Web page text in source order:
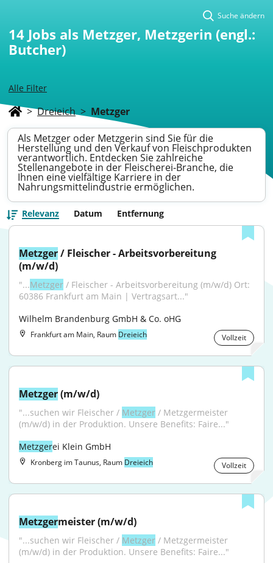
Alle Filter
Suche ändern
14 Jobs als Metzger, Metzgerin (engl.:
Butcher)
> Dreieich > Metzger
Als Metzger oder Metzgerin sind Sie für die
Herstellung und den Verkauf von Fleischprodukten
verantwortlich. Entdecken Sie zahlreiche
Stellenangebote in der Fleischerei-Branche, die
Ihnen eine vielfältige Karriere in der
Nahrungsmittelindustrie ermöglichen.
Relevanz Datum Entfernung
Metzger / Fleischer - Arbeitsvorbereitung
(m/w/d)
"...Metzger / Fleischer - Arbeitsvorbereitung (m/w/d) Ort:
60386 Frankfurt am Main | Vertragsart..."
Wilhelm Brandenburg GmbH & Co. oHG
Frankfurt am Main, Raum Dreieich Vollzeit
Metzger (m/w/d)
"...suchen wir Fleischer / Metzger / Metzgermeister
(m/w/d) in der Produktion. Unsere Benefits: Faire..."
Metzgerei Klein GmbH
Kronberg im Taunus, Raum Dreieich Vollzeit
Metzgermeister (m/w/d)
"...suchen wir Fleischer / Metzger / Metzgermeister
(m/w/d) in der Produktion. Unsere Benefits: Faire..."